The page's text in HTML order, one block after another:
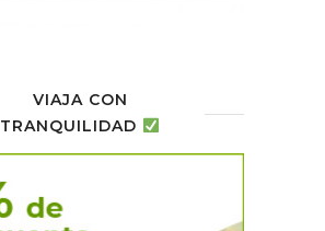
VIAJA CON
TRANQUILIDAD